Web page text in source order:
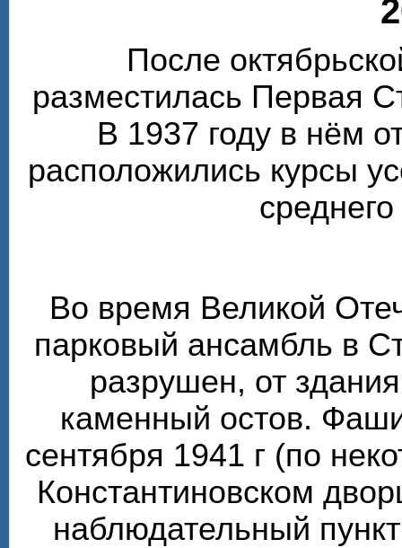
После
разместилась Первая
В 1937 году в нём
расположились курсы
Во время Великой
парковый ансамбль в
разрушен, от
каменный остов.
сентября 1941 г (по
Константиновском
наблюдательный